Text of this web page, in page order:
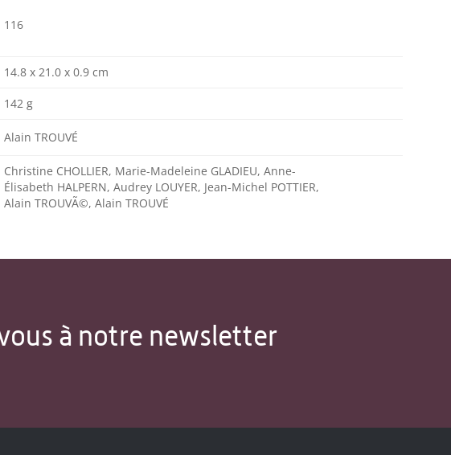
116
14.8 x 21.0 x 0.9 cm
142 g
Alain TROUVÉ
Christine CHOLLIER, Marie-Madeleine GLADIEU, Anne-
Élisabeth HALPERN, Audrey LOUYER, Jean-Michel POTTIER,
Alain TROUVÃ©, Alain TROUVÉ
à notre newsletter